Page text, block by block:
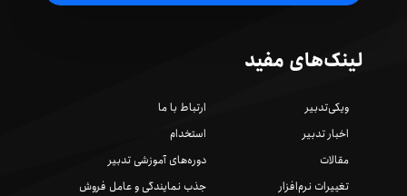
لینک‌های مفید
ویکی‌تدبیر
اخبار تدبیر
مقالات
تغییرات نرم‌افزار
ارتباط با ما
استخدام
دوره‌های آموزشی تدبیر
جذب نمایندگی و عامل فروش